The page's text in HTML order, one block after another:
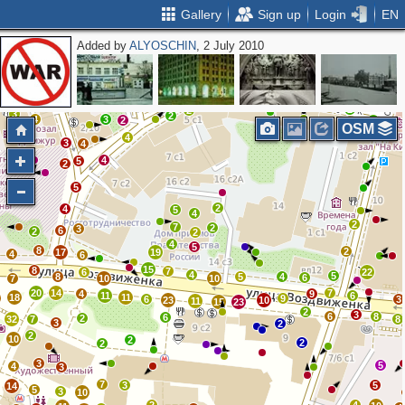
Gallery Sign up Login EN
Added byALYOSCHIN, 2 July 2010
5
5
8
8
3
2
2
2
3
4
2 2
2
3
5
2
2
5
2
2
22
7
6
3
6
9
6
4
9
10
2
2
2
6
3
7
2 2
23
6
11
15 7
19
4
11 15 23
10 5
5
4
7 2 2
4
5
6
3
6
4
4
5
5
2
3 4
3
4
3
2
4
7
18
32 7
20 14
8
17
8
6
8
4
10
11
2
3
10
2
3 3
4
14
5
3
10
OSM